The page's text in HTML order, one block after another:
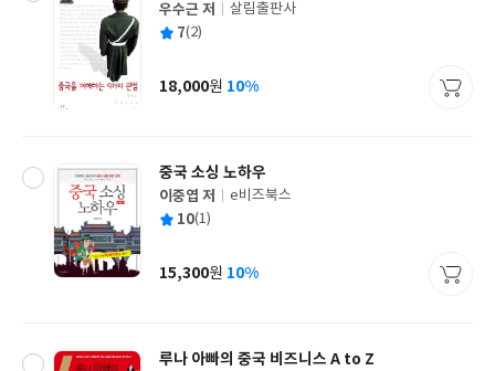
글
쓴
우수근 저
출
사
살림출판사
평 7(2)
가
18,000원 10%
중국 소싱 노하우
글
쓴
이중엽 저
출
사
e비즈북스
평 10(1)
가
15,300원 10%
루나 아빠의 중국 비즈니스 A to Z